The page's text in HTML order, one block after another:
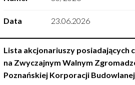
Data 23.06.2026
Lista akcjonariuszy posiadających
na Zwyczajnym Walnym
Poznańskiej Korporacji Budowlanej